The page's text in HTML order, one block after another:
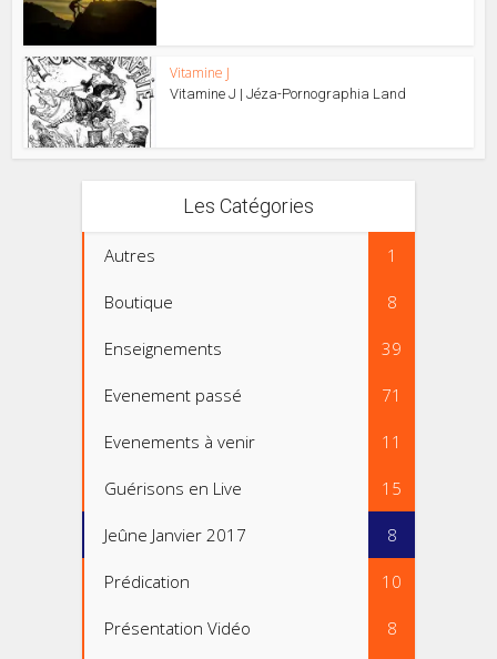
Vitamine J
Vitamine J | Jéza-Pornographia Land
Les Catégories
Autres 1
Boutique 8
Enseignements 39
Evenement passé 71
Evenements à venir 11
Guérisons en Live 15
Jeûne Janvier 2017 8
Prédication 10
Présentation Vidéo 8